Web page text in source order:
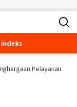
Indeks
Pelayanan